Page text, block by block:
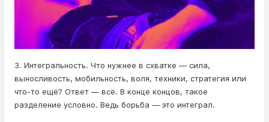
3. Интегральность. Что нужнее в схватке — сила,
выносливость, мобильность, воля, техники, стратегия или
что-то ещё? Ответ — всё. В конце концов, такое
разделение условно. Ведь борьба — это интеграл.